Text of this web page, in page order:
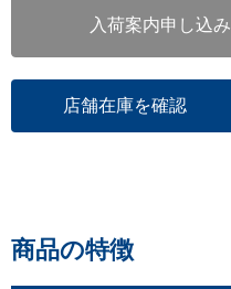
入荷案内申し込み
店舗在庫を確認
商品の特徴